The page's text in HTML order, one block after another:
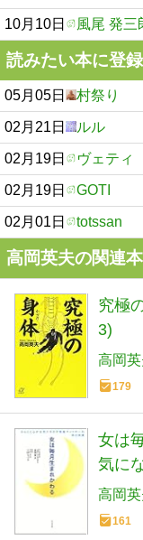
10月10日 風尾 発三
読みたい本に登
05月05日 村祭り
02月21日 ルル
02月19日 ヴェティ
02月19日 GOTI
02月01日 totssan
高岡英夫の関連本
究極
3)
高岡
179
女は
気に
操
高岡
161